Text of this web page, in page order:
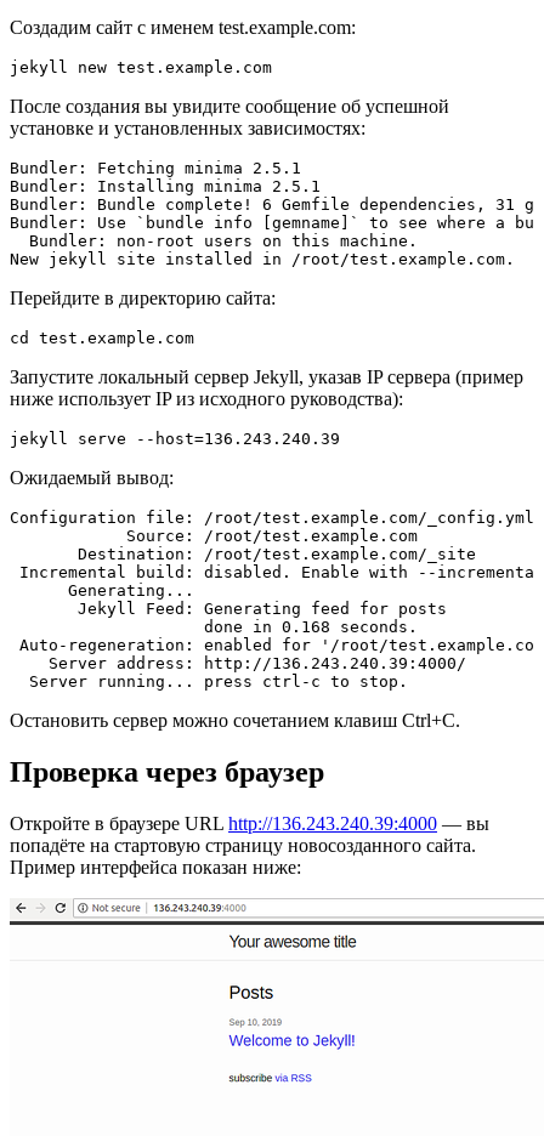
Создадим сайт с именем test.example.com:
jekyll new test.example.com
После создания вы увидите сообщение об успешной
установке и установленных зависимостях:
Bundler: Fetching minima 2.5.1
Bundler: Installing minima 2.5.1
Bundler: Bundle complete! 6 Gemfile dependencies, 31
Bundler: Use `bundle info [gemname]` to see where
  Bundler: non-root users on this machine.
New jekyll site installed in /root/test.example.com.
Перейдите в директорию сайта:
cd test.example.com
Запустите локальный сервер Jekyll, указав IP сервера (пример
ниже использует IP из исходного руководства):
jekyll serve --host=136.243.240.39
Ожидаемый вывод:
Configuration file: /root/test.example.com/_config.yml
            Source: /root/test.example.com
       Destination: /root/test.example.com/_site
Incremental build: disabled. Enable with --incremental
      Generating...
       Jekyll Feed: Generating feed for posts
                    done in 0.168 seconds.
Auto-regeneration: enabled for '/root/
    Server address: http://136.243.240.39:4000/
Остановить сервер можно сочетанием клавиш Ctrl+C.
Проверка через браузер
Откройте в браузере URL http://136.243.240.39:4000 — вы
попадёте на стартовую страницу новосозданного сайта.
Пример интерфейса показан ниже: